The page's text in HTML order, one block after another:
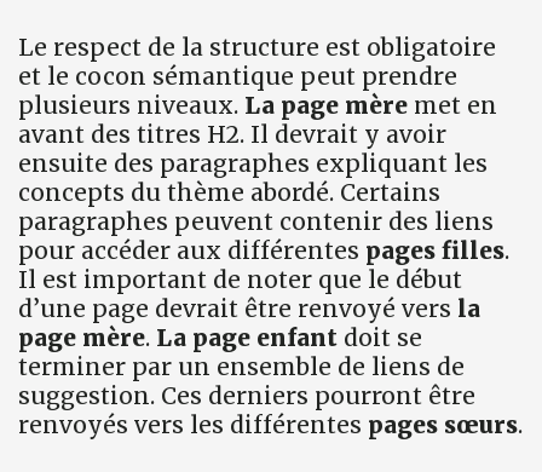
Le respect de la structure est obligatoire
et le cocon sémantique peut prendre
plusieurs niveaux. La page mère met en
avant des titres H2. Il devrait y avoir
ensuite des paragraphes expliquant les
concepts du thème abordé. Certains
paragraphes peuvent contenir des liens
pour accéder aux différentes pages filles.
Il est important de noter que le début
d’une page devrait être renvoyé vers la
page mère. La page enfant doit se
terminer par un ensemble de liens de
suggestion. Ces derniers pourront être
renvoyés vers les différentes pages sœurs.